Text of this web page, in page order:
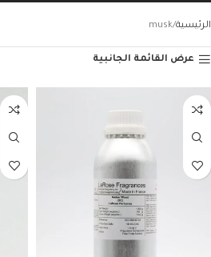
الرئيسية musk
عرض القائمة الجانبية